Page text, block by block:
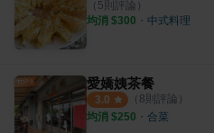
（ 5則評論）
均消 $300 ・ 中式料理
愛嬌姨茶餐
3.0 （ 8則評論）
均消 $250 ・ 合菜